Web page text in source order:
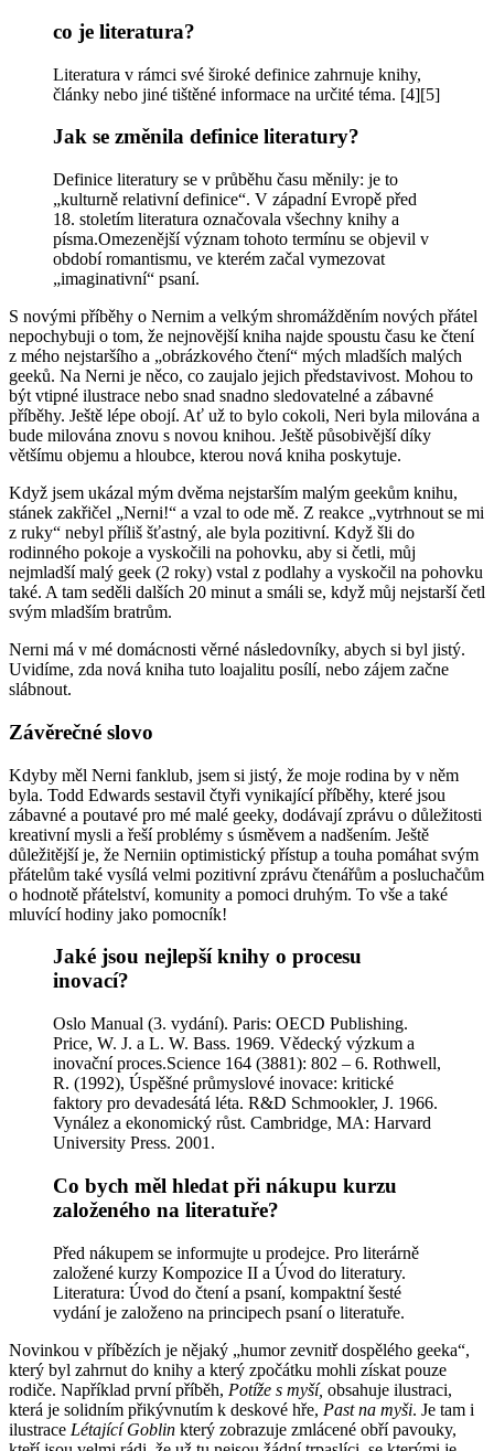
co je literatura?
Literatura v rámci své široké definice zahrnuje knihy,
články nebo jiné tištěné informace na určité téma. [4][5]
Jak se změnila definice literatury?
Definice literatury se v průběhu času měnily: je to
„kulturně relativní definice“. V západní Evropě před
18. stoletím literatura označovala všechny knihy a
písma.Omezenější význam tohoto termínu se objevil v
období romantismu, ve kterém začal vymezovat
„imaginativní“ psaní.
S novými příběhy o Nernim a velkým shromážděním nových přátel
nepochybuji o tom, že nejnovější kniha najde spoustu času ke čtení
z mého nejstaršího a „obrázkového čtení“ mých mladších malých
geeků. Na Nerni je něco, co zaujalo jejich představivost. Mohou to
být vtipné ilustrace nebo snad snadno sledovatelné a zábavné
příběhy. Ještě lépe obojí. Ať už to bylo cokoli, Neri byla milována a
bude milována znovu s novou knihou. Ještě působivější díky
většímu objemu a hloubce, kterou nová kniha poskytuje.
Když jsem ukázal mým dvěma nejstarším malým geekům knihu,
stánek zakřičel „Nerni!“ a vzal to ode mě. Z reakce „vytrhnout se mi
z ruky“ nebyl příliš šťastný, ale byla pozitivní. Když šli do
rodinného pokoje a vyskočili na pohovku, aby si četli, můj
nejmladší malý geek (2 roky) vstal z podlahy a vyskočil na pohovku
také. A tam seděli dalších 20 minut a smáli se, když můj nejstarší četl
svým mladším bratrům.
Nerni má v mé domácnosti věrné následovníky, abych si byl jistý.
Uvidíme, zda nová kniha tuto loajalitu posílí, nebo zájem začne
slábnout.
Závěrečné slovo
Kdyby měl Nerni fanklub, jsem si jistý, že moje rodina by v něm
byla. Todd Edwards sestavil čtyři vynikající příběhy, které jsou
zábavné a poutavé pro mé malé geeky, dodávají zprávu o důležitosti
kreativní mysli a řeší problémy s úsměvem a nadšením. Ještě
důležitější je, že Nerniin optimistický přístup a touha pomáhat svým
přátelům také vysílá velmi pozitivní zprávu čtenářům a posluchačům
o hodnotě přátelství, komunity a pomoci druhým. To vše a také
mluvící hodiny jako pomocník!
Jaké jsou nejlepší knihy o procesu
inovací?
Oslo Manual (3. vydání). Paris: OECD Publishing.
Price, W. J. a L. W. Bass. 1969. Vědecký výzkum a
inovační proces.Science 164 (3881): 802 – 6. Rothwell,
R. (1992), Úspěšné průmyslové inovace: kritické
faktory pro devadesátá léta. R&D Schmookler, J. 1966.
Vynález a ekonomický růst. Cambridge, MA: Harvard
University Press. 2001.
Co bych měl hledat při nákupu kurzu
založeného na literatuře?
Před nákupem se informujte u prodejce. Pro literárně
založené kurzy Kompozice II a Úvod do literatury.
Literatura: Úvod do čtení a psaní, kompaktní šesté
vydání je založeno na principech psaní o literatuře.
Novinkou v příbězích je nějaký „humor zevnitř dospělého geeka“,
který byl zahrnut do knihy a který zpočátku mohli získat pouze
rodiče. Například první příběh, Potíže s myší, obsahuje ilustraci,
která je solidním přikývnutím k deskové hře, Past na myši. Je tam i
ilustrace Létající Goblin který zobrazuje zmlácené obří pavouky,